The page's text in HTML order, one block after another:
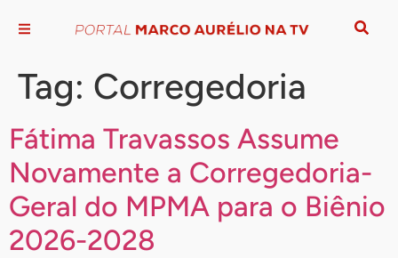
Tag: Corregedoria
Fátima Travassos Assume
Novamente a Corregedoria-
Geral do MPMA para o Biênio
2026-2028